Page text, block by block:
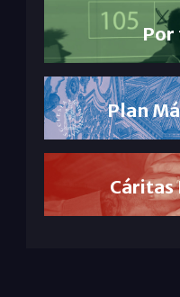
Por
Plan
Cáritas